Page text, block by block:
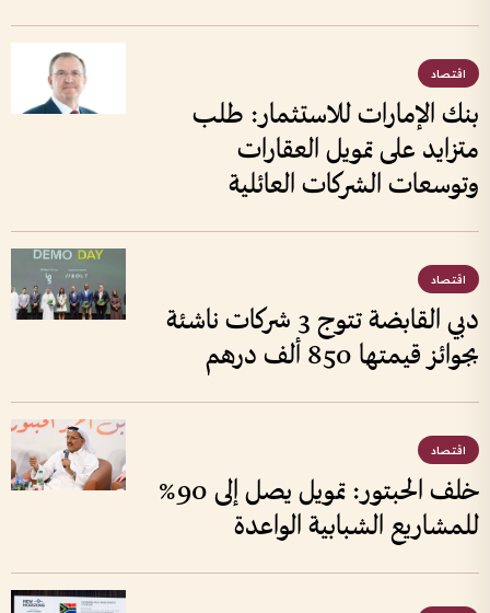
اقتصاد
بنك الإمارات للاستثمار: طلب
متزايد على تمويل العقارات
وتوسعات الشركات العائلية
اقتصاد
دبي القابضة تتوج 3 شركات ناشئة
بجوائز قيمتها 850 ألف درهم
اقتصاد
خلف الحبتور: تمويل يصل إلى 90%
للمشاريع الشبابية الواعدة